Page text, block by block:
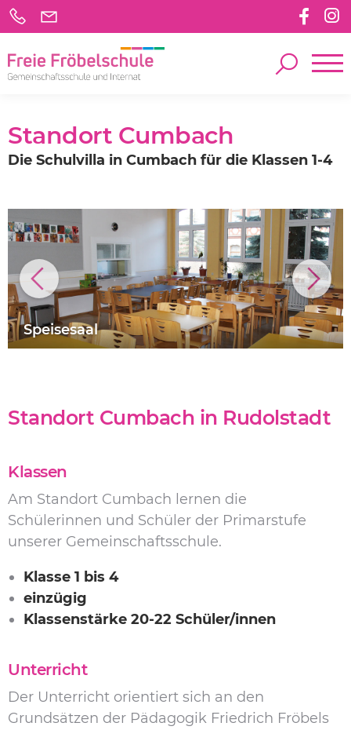
Standort Cumbach
Die Schulvilla in Cumbach für die Klassen 1-4
Speisesaal
Standort Cumbach in Rudolstadt
Klassen
Am Standort Cumbach lernen die
Schülerinnen und Schüler der Primarstufe
unserer Gemeinschaftsschule.
Klasse 1 bis 4
einzügig
Klassenstärke 20-22 Schüler/innen
Unterricht
Der Unterricht orientiert sich an den
Grundsätzen der Pädagogik Friedrich Fröbels